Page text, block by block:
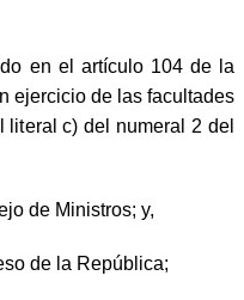
en el artículo 104 de la
ejercicio de las facultades
c) del numeral 2 del
de Ministros; y,
de la República;